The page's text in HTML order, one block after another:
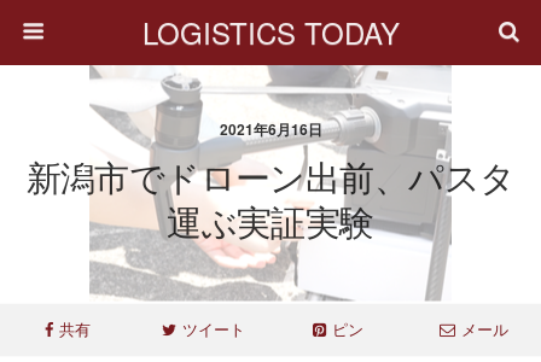
LOGISTICS TODAY
2021年6月16日
新潟市でドローン出前、パスタ
運ぶ実証実験
共有 ツイート ピン メール